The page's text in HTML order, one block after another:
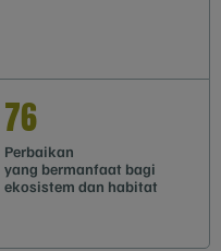
76
Perbaikan
yang bermanfaat bagi
ekosistem dan habitat